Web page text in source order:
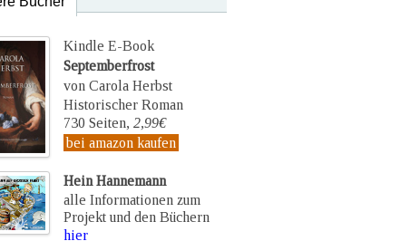
Kindle E-Book
Septemberfrost
von Carola Herbst
Historischer Roman
730 Seiten, 2,99€
bei amazon kaufen
Hein Hannemann
alle Informationen zum
Projekt und den Büchern
hier